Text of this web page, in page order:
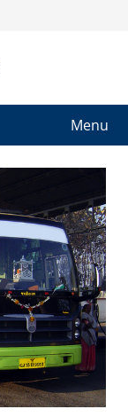
Menu